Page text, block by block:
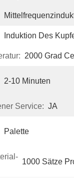
Induktion Des
2000 Grad
2-10 Minuten
Service: JA
Palette
1000 Sätze